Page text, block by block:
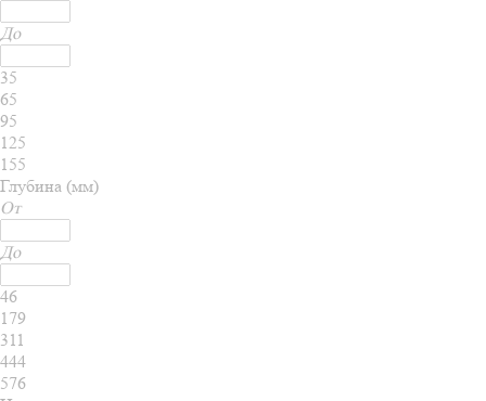
До
35
65
95
125
155
Глубина (мм)
От
До
46
179
311
444
576